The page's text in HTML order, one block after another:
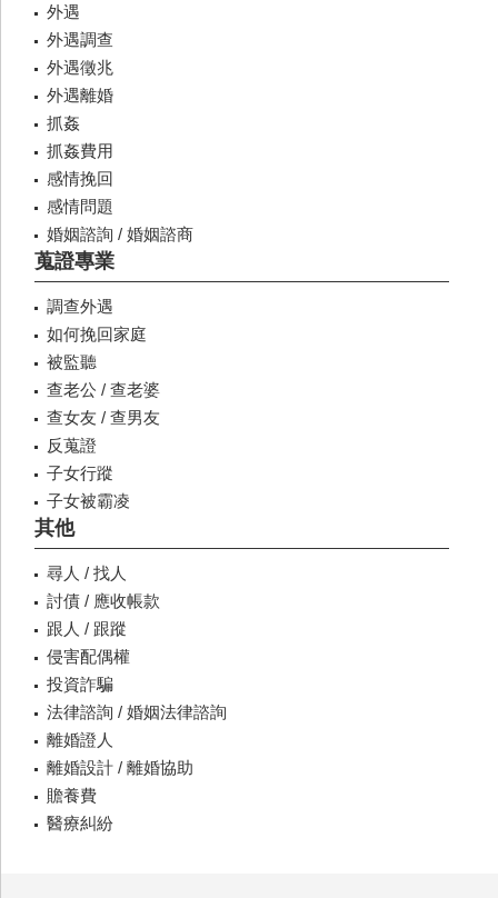
外遇
外遇調查
外遇徵兆
外遇離婚
抓姦
抓姦費用
感情挽回
感情問題
婚姻諮詢 / 婚姻諮商
蒐證專業
調查外遇
如何挽回家庭
被監聽
查老公 / 查老婆
查女友 / 查男友
反蒐證
子女行蹤
子女被霸凌
其他
尋人 / 找人
討債 / 應收帳款
跟人 / 跟蹤
侵害配偶權
投資詐騙
法律諮詢 / 婚姻法律諮詢
離婚證人
離婚設計 / 離婚協助
贍養費
醫療糾紛